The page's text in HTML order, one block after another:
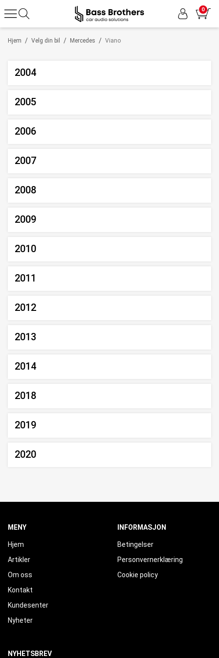
0
/
Hjem /
Velg din bil /
Mercedes Viano
2004
2005
2006
2007
2008
2009
2010
2011
2012
2013
2014
2018
2019
2020
MENY
Hjem
Artikler
Om oss
Kontakt
Kundesenter
Nyheter
INFORMASJON
Betingelser
Personvernerklæring
Cookie policy
NYHETSBREV